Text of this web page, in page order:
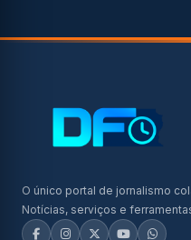
O único portal de jornalismo
Notícias, serviços e